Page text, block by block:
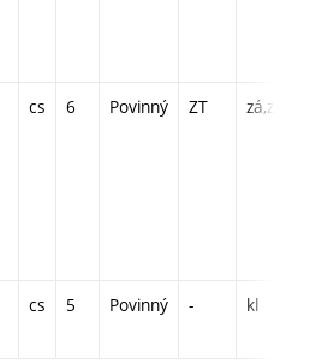
cs 6 Povinný ZT zá,zk
cs 5 Povinný - kl